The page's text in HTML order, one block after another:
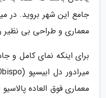
جامع این شهر بروید. در
معماری و طراحی بی نظیر
برای اینکه نمای کامل و